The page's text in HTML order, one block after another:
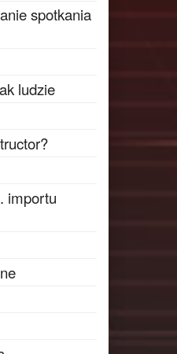
spotkania
ludzie
importu